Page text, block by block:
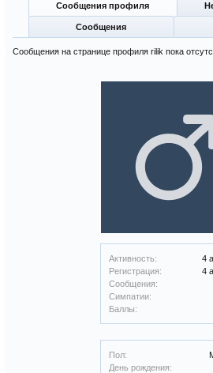
Активность:
4
Регистрация:
4
Сообщения:
Симпатии:
Баллы:
Пол:
День рождения:
Сообщения профиля
Сообщения
Сообщения на странице профиля rilik пока